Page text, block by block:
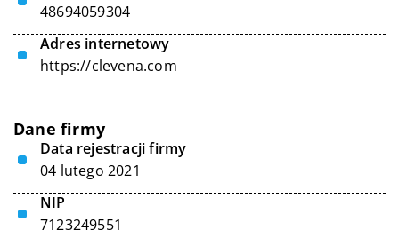
48694059304
Adres internetowy
https://clevena.com
Dane firmy
Data rejestracji firmy
04 lutego 2021
NIP
7123249551